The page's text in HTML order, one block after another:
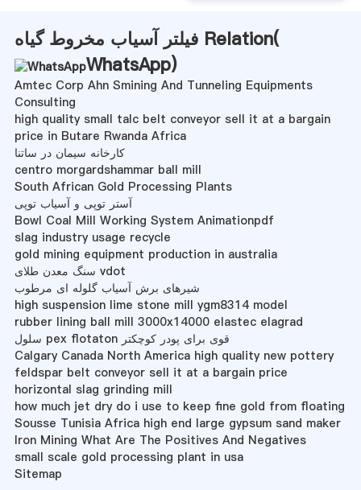
فیلتر آسیاب مخروط گیاه Relation(
WhatsApp)
Amtec Corp Ahn Smining And Tunneling Equipments
Consulting
high quality small talc belt conveyor sell it at a bargain
price in Butare Rwanda Africa
کارخانه سیمان در ساتنا
centro morgardshammar ball mill
South African Gold Processing Plants
آستر توپی و آسیاب توپی
Bowl Coal Mill Working System Animationpdf
slag industry usage recycle
gold mining equipment production in australia
سنگ معدن طلای vdot
شیرهای برش آسیاب گلوله ای مرطوب
high suspension lime stone mill ygm8314 model
rubber lining ball mill 3000x14000 elastec elagrad
سلول pex flotaton قوی برای پودر کوچکتر
Calgary Canada North America high quality new pottery
feldspar belt conveyor sell it at a bargain price
horizontal slag grinding mill
how much jet dry do i use to keep fine gold from floating
Sousse Tunisia Africa high end large gypsum sand maker
Iron Mining What Are The Positives And Negatives
small scale gold processing plant in usa
Sitemap